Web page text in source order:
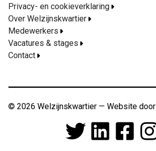
Privacy- en cookieverklaring
Over Welzijnskwartier
Medewerkers
Vacatures & stages
Contact
© 2026 Welzijnskwartier — Website door